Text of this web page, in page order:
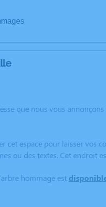
que nous vous
cet espace pour laisser vos
ou des textes. Cet endroit
hommage est